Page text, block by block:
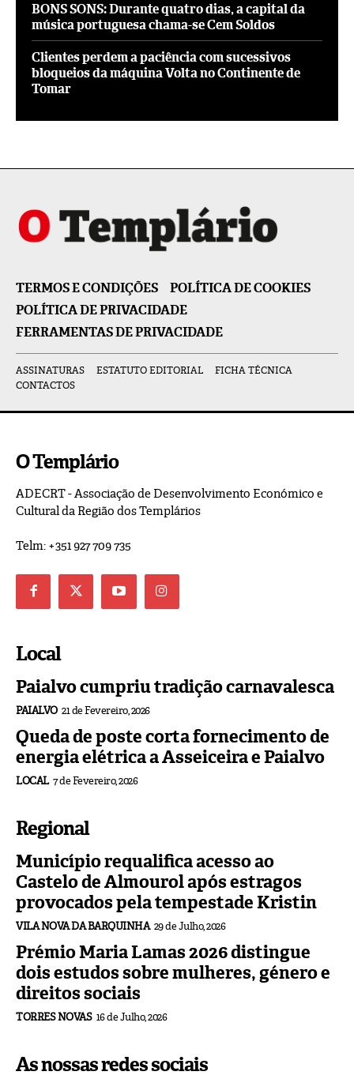
BONS SONS: Durante quatro dias, a capital da
música portuguesa chama-se Cem Soldos
Clientes perdem a paciência com sucessivos
bloqueios da máquina Volta no Continente de
Tomar
TERMOS E CONDIÇÕES
POLÍTICA DE COOKIES
POLÍTICA DE PRIVACIDADE
FERRAMENTAS DE PRIVACIDADE
ASSINATURAS ESTATUTO EDITORIAL
FICHA TÉCNICA
CONTACTOS
O Templário
ADECRT - Associação de Desenvolvimento Económico e
Cultural da Região dos Templários
Telm: +351 927 709 735
Local
Paialvo cumpriu tradição carnavalesca
PAIALVO 21 de Fevereiro, 2026
Queda de poste corta fornecimento de
energia elétrica a Asseiceira e Paialvo
LOCAL 7 de Fevereiro, 2026
Regional
Município requalifica acesso ao
Castelo de Almourol após estragos
provocados pela tempestade Kristin
VILA NOVA DA BARQUINHA 29 de Julho, 2026
Prémio Maria Lamas 2026 distingue
dois estudos sobre mulheres, género e
direitos sociais
TORRES NOVAS 16 de Julho, 2026
As nossas redes sociais